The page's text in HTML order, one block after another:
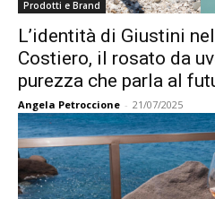
Prodotti e Brand
L’identità di Giustini
Costiero, il rosato da
purezza che parla al
Angela Petroccione - 21/07/2025